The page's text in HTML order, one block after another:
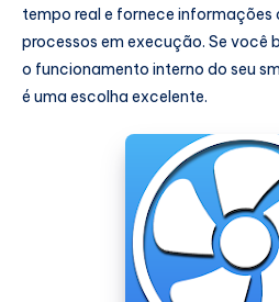
tempo real e fornece informações
processos em execução. Se você
o funcionamento interno do seu
é uma escolha excelente.